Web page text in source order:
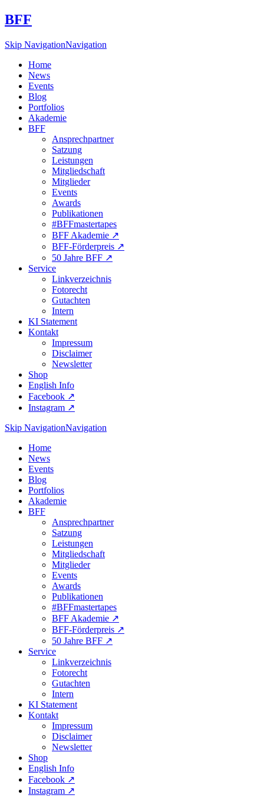
BFF
Skip NavigationNavigation
Home
News
Events
Blog
Portfolios
Akademie
BFF
Ansprechpartner
Satzung
Leistungen
Mitgliedschaft
Mitglieder
Events
Awards
Publikationen
#BFFmastertapes
BFF Akademie ↗︎
BFF-Förderpreis ↗︎
50 Jahre BFF ↗︎
Service
Linkverzeichnis
Fotorecht
Gutachten
Intern
KI Statement
Kontakt
Impressum
Disclaimer
Newsletter
Shop
English Info
Facebook ↗︎
Instagram ↗︎
Skip NavigationNavigation
Home
News
Events
Blog
Portfolios
Akademie
BFF
Ansprechpartner
Satzung
Leistungen
Mitgliedschaft
Mitglieder
Events
Awards
Publikationen
#BFFmastertapes
BFF Akademie ↗︎
BFF-Förderpreis ↗︎
50 Jahre BFF ↗︎
Service
Linkverzeichnis
Fotorecht
Gutachten
Intern
KI Statement
Kontakt
Impressum
Disclaimer
Newsletter
Shop
English Info
Facebook ↗︎
Instagram ↗︎